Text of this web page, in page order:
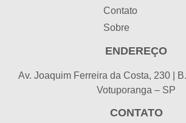
Contato
Sobre
ENDEREÇO
Av. Joaquim Ferreira da Costa, 230 | B.
Votuporanga – SP
CONTATO